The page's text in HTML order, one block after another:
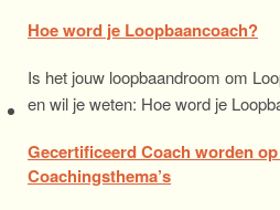
Hoe word je Loopbaancoach?
Is het jouw loopbaandroom om
en wil je weten: Hoe word je
Gecertificeerd Coach worden
Coachingsthema’s